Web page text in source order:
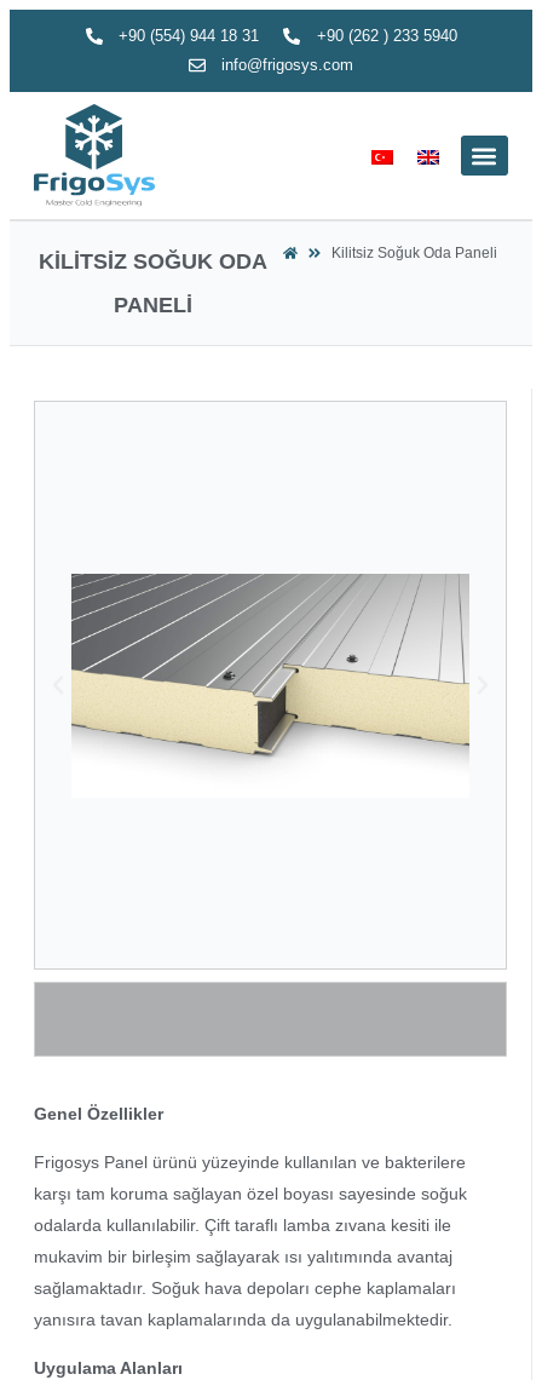
+90 (554) 944 18 31
+90 (262 ) 233 5940
info@frigosys.com
KILITSIZ SOĞUK ODA
PANELI
Kilitsiz Soğuk Oda Paneli
Genel Özellikler
Frigosys Panel ürünü yüzeyinde kullanılan ve bakterilere
karşı tam koruma sağlayan özel boyası sayesinde soğuk
odalarda kullanılabilir. Çift taraflı lamba zıvana kesiti ile
mukavim bir birleşim sağlayarak ısı yalıtımında avantaj
sağlamaktadır. Soğuk hava depoları cephe kaplamaları
yanısıra tavan kaplamalarında da uygulanabilmektedir.
Uygulama Alanları